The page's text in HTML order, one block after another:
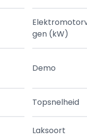
gen (kW)
Demo
Topsnelheid
Laksoort